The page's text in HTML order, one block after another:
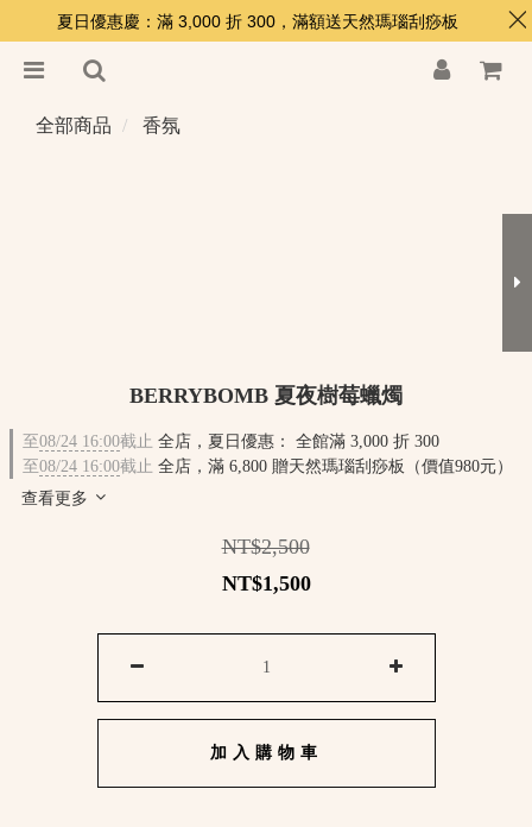
全部商品 香氛
BERRYBOMB 夏夜樹莓蠟燭
至08/24 16:00截止 全店，夏日優惠： 全館滿 3,000 折 300
至08/24 16:00截止 全店，滿 6,800 贈天然瑪瑙刮痧板（價值980元）
查看更多
NT$2,500
NT$1,500
加入購物車
夏日優惠慶：滿 3,000 折 300，滿額送天然瑪瑙刮痧板